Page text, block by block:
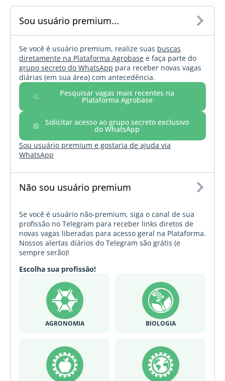
Sou usuário premium...
Se você é usuário premium, realize suas buscas
diretamente na Plataforma Agrobase e faça parte do
grupo secreto do WhatsApp para receber novas vagas
diárias (em sua área) com antecedência.
Pesquisar vagas mais recentes na
Plataforma Agrobase
Solicitar acesso ao grupo secreto exclusivo
do WhatsApp
Sou usuário premium e gostaria de ajuda via
WhatsApp
Não sou usuário premium
Se você é usuário não-premium, siga o canal de sua
profissão no Telegram para receber links diretos de
novas vagas liberadas para acesso geral na Plataforma.
Nossos alertas diários do Telegram são grátis (e
sempre serão)!
Escolha sua profissão!
AGRONOMIA BIOLOGIA